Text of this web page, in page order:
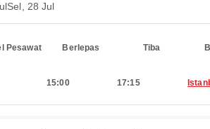
Sel, 28 Jul
Pesawat Berlepas Tiba
15:00 17:15